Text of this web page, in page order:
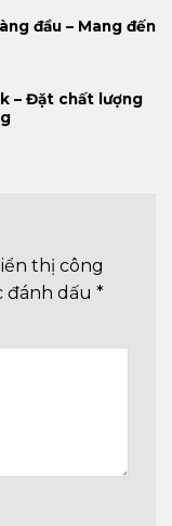
đầu – Mang đến
– Đặt chất lượng
thị công
đánh dấu *